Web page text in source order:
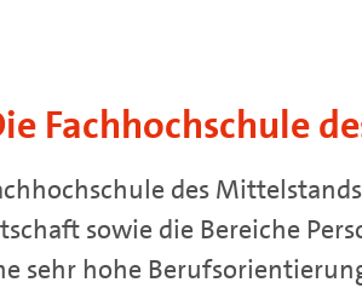
Fachhochschule
des
sowie die Bereiche
sehr hohe